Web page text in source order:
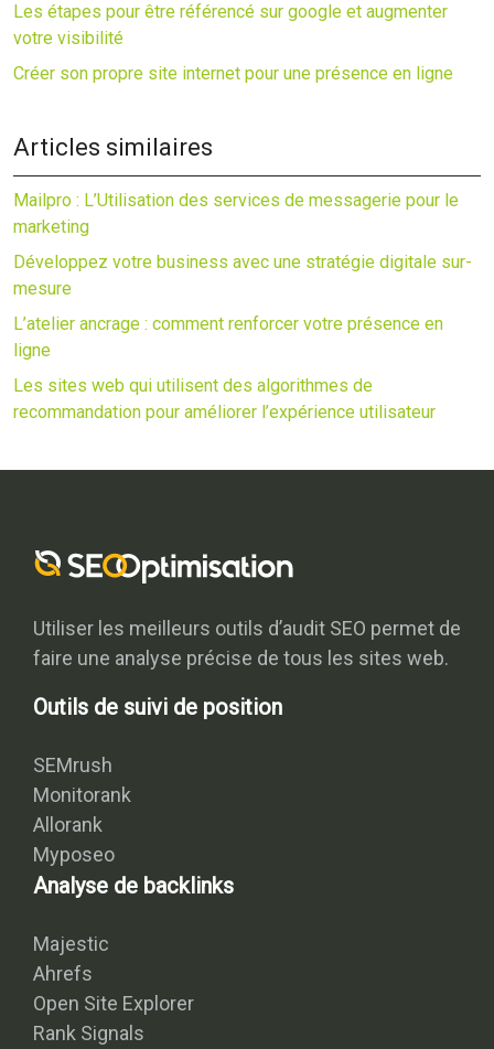
Les étapes pour être référencé sur google et augmenter
votre visibilité
Créer son propre site internet pour une présence en ligne
Articles similaires
Mailpro : L’Utilisation des services de messagerie pour le
marketing
Développez votre business avec une stratégie digitale sur-
mesure
L’atelier ancrage : comment renforcer votre présence en
ligne
Les sites web qui utilisent des algorithmes de
recommandation pour améliorer l’expérience utilisateur
Utiliser les meilleurs outils d’audit SEO permet de
faire une analyse précise de tous les sites web.
Outils de suivi de position
SEMrush
Monitorank
Allorank
Myposeo
Analyse de backlinks
Majestic
Ahrefs
Open Site Explorer
Rank Signals